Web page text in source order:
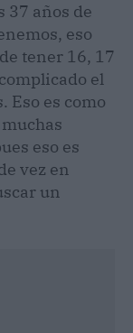
37 años de
eso
tener 16, 17
el
Eso es como
eso es
vez en
un